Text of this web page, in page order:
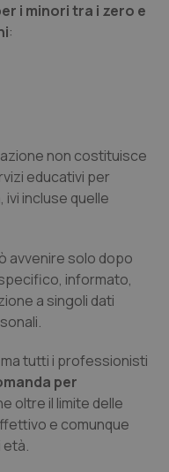
i minori tra i zero e
:
non costituisce
educativi per
ivi incluse quelle
avvenire solo dopo
informato,
a singoli dati
tutti i professionisti
per
oltre il limite delle
e comunque
età.